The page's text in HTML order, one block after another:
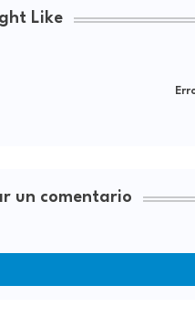
Like
un comentario